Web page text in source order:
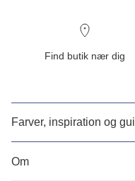
Find butik nær dig
Farver, inspiration og
Om